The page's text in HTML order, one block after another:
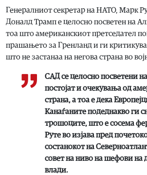
Генералниот секретар на НАТО, Марк
Доналд Трамп е целосно посветен на
тоа што американскиот претседател
прашањето за Гренланд и ги
што не застанаа на негова страна во
САД се целосно посветени
постојат и очекувања од
страна, а тоа е дека
Канаѓаните подеднакво ги
трошоците, што е сосема
Руте во изјава пред
состанокот на
совет на ниво на шефови на
влади.